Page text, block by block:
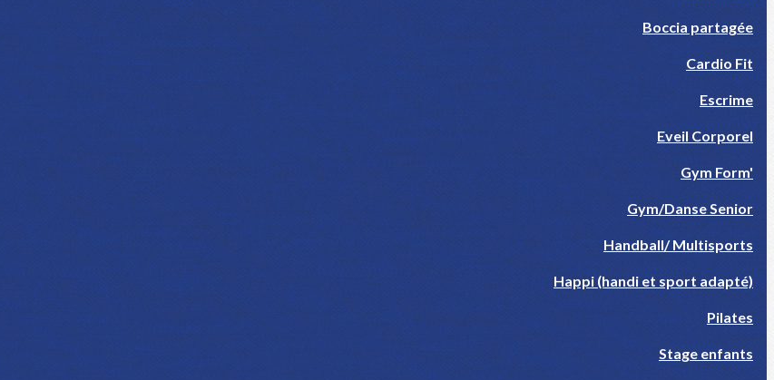
Boccia partagée
Cardio Fit
Escrime
Eveil Corporel
Gym Form'
Gym/Danse Senior
Handball/ Multisports
Happi (handi et sport adapté)
Pilates
Stage enfants